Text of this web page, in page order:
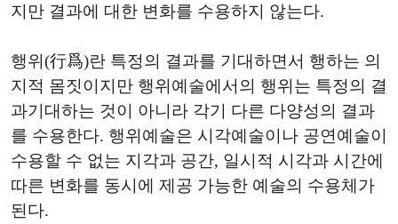
지만 결과에 대한 변화를 수용하지 않는다.
행위(行爲)란 특정의 결과를 기대하면서 행하는 의
지적 몸짓이지만 행위예술에서의 행위는 특정의 결
과기대하는 것이 아니라 각기 다른 다양성의 결과
를 수용한다. 행위예술은 시각예술이나 공연예술이
수용할 수 없는 지각과 공간, 일시적 시각과 시간에
따른 변화를 동시에 제공 가능한 예술의 수용체가
된다.